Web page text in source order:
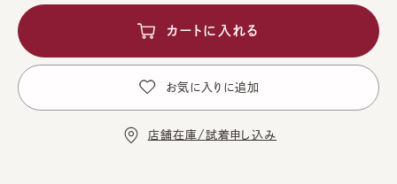
カートに入れる
お気に入りに追加
店舗在庫/試着申し込み